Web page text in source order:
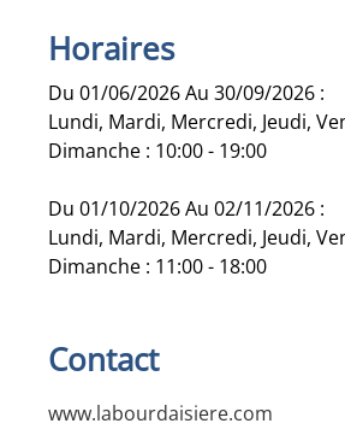
Horaires
Du 01/06/2026 Au 30/09/2026 :
Lundi, Mardi, Mercredi, Jeudi,
Dimanche : 10:00 - 19:00
Du 01/10/2026 Au 02/11/2026 :
Lundi, Mardi, Mercredi, Jeudi,
Dimanche : 11:00 - 18:00
Contact
www.labourdaisiere.com